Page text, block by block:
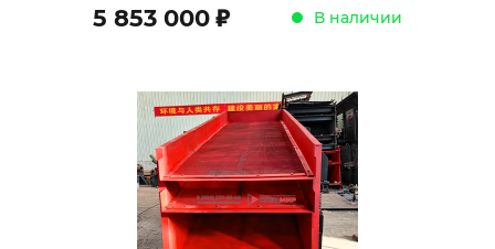
5 853 000 ; В наличии